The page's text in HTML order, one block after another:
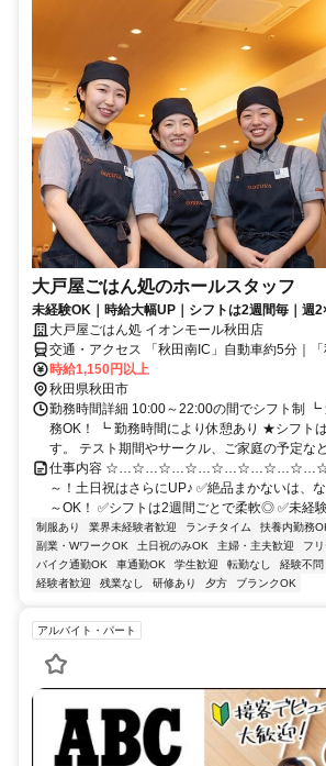
大戸屋ごはん処のホールスタッフ
未経験OK｜時給大幅UP｜シフトは2週間毎｜週
大戸屋ごはん処 イオンモール秋田店
交通・アクセス 「秋田南IC」自動車約5分｜「
10分｜「四ツ小屋駅」徒歩約20分｜自動車約
時給1,150円以上
秋田県秋田市
勤務時間詳細 10:00～22:00の間でシフト制 ┗
務OK！ ┗ 勤務時間により休憩あり ★シフト
す。 テスト期間やサークル、ご家庭の予定な
仕事内容
～！土日祝はさらにUP♪ ✅絶品まかないは、
～OK！ ✅シフトは2週間ごとで柔軟◎ ✅未経験
制服あり 業界未経験者歓迎 ランチタイム 扶養内勤務
副業・WワークOK
土日祝のみOK 主婦・主夫歓迎
フ
バイク通勤OK
車通勤OK 学生歓迎 転勤なし 経験不問
経験者歓迎
残業なし 研修あり 夕方 ブランクOK
アルバイト・パート